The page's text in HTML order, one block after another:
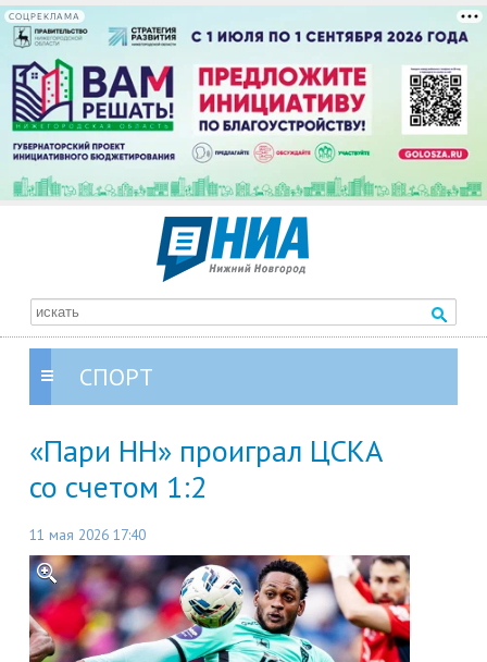
СОЦРЕКЛАМА
СПОРТ
«Пари НН» проиграл ЦСКА
со счетом 1:2
11 мая 2026 17:40